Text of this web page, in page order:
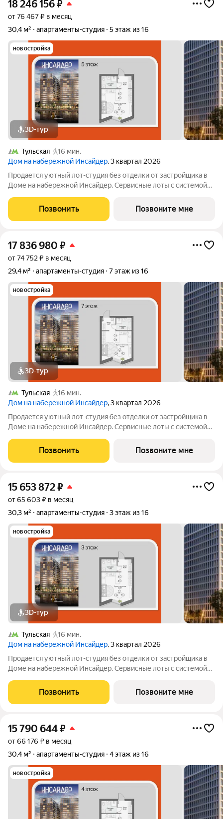
18 246 156₽
от 76 467 ₽ в месяц
30,4 м²
апартаменты-студия 5 этаж из 16
новостройка
3D-тур
Тульская
16 мин.
Дом на набережной Инсайдер, 3 квартал 2026
Продается уютный лот-студия без отделки от застройщика в
Доме на набережной Инсайдер. Сервисные лоты с системой
на 5 этаже в секции 1.3. В лоте панорамные окна в пол с видами
на внутренний
Позвонить Позвоните мне
17 836 980 ₽
от 74 752 ₽ в месяц
29,4 м²
апартаменты-студия 7 этаж из 16
новостройка
3D-тур
Тульская
16 мин.
Дом на набережной Инсайдер, 3 квартал 2026
Продается уютный лот-студия без отделки от застройщика в
Доме на набережной Инсайдер. Сервисные лоты с системой
на 7 этаже в секции 1.2. В лоте панорамные окна в пол с видами
на внутренний
Позвонить Позвоните мне
15 653 872₽
от 65 603 ₽ в месяц
30,3 м²
апартаменты-студия 3 этаж из 16
новостройка
3D-тур
Тульская
16 мин.
Дом на набережной Инсайдер, 3 квартал 2026
Продается уютный лот-студия без отделки от застройщика в
Доме на набережной Инсайдер. Сервисные лоты с системой
на 3 этаже в секции 1.3, просторная кухня-гостиная. В лоте
панорамные окна в пол с
Позвонить Позвоните мне
15 790 644₽
от 66 176 ₽ в месяц
30,4 м²
апартаменты-студия 4 этаж из 16
новостройка